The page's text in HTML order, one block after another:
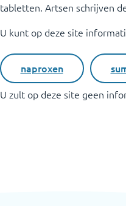
tabletten. Artsen schrijven
U kunt op deze site
naproxen
U zult op deze site geen